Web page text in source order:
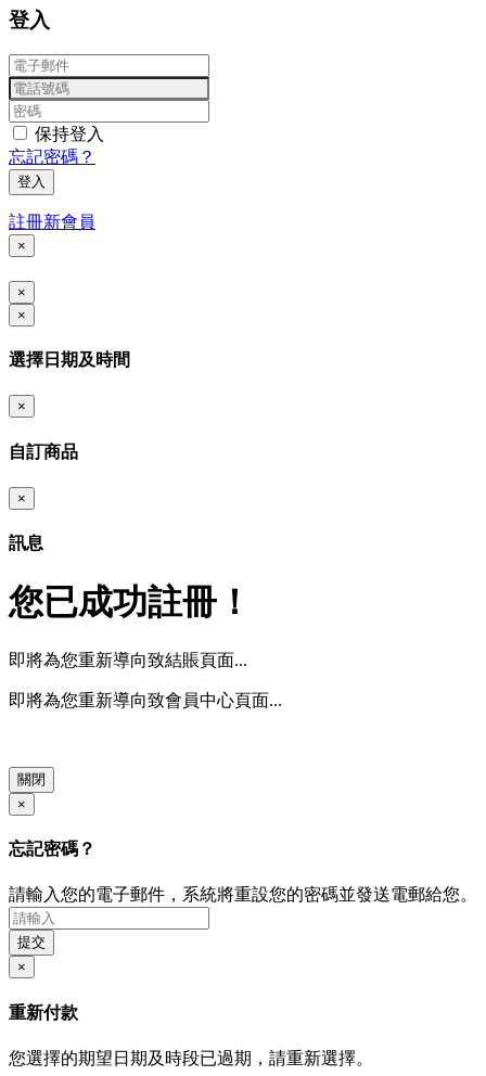
登入
保持登入
忘記密碼？
登入
註冊新會員
×
×
×
選擇日期及時間
×
自訂商品
×
訊息
您已成功註冊！
即將為您重新導向致結賬頁面...
即將為您重新導向致會員中心頁面...
關閉
×
忘記密碼？
請輸入您的電子郵件，系統將重設您的密碼並發送電郵給您。
提交
×
重新付款
您選擇的期望日期及時段已過期，請重新選擇。